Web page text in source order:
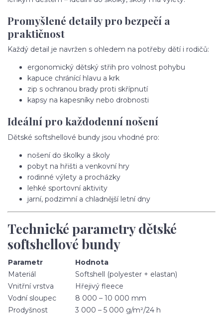
Promyšlené detaily pro bezpečí a
praktičnost
Každý detail je navržen s ohledem na potřeby dětí i rodičů:
ergonomický dětský střih pro volnost pohybu
kapuce chránící hlavu a krk
zip s ochranou brady proti skřípnutí
kapsy na kapesníky nebo drobnosti
Ideální pro každodenní nošení
Dětské softshellové bundy jsou vhodné pro:
nošení do školky a školy
pobyt na hřišti a venkovní hry
rodinné výlety a procházky
lehké sportovní aktivity
jarní, podzimní a chladnější letní dny
Technické parametry dětské
softshellové bundy
Parametr
Hodnota
Materiál
Softshell (polyester + elastan)
Vnitřní vrstva
Hřejivý fleece
Vodní sloupec
8 000 – 10 000 mm
Prodyšnost
3 000 – 5 000 g/m²/24 h